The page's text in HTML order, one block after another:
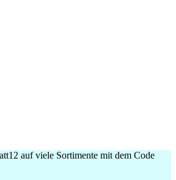
12 auf viele Sortimente mit dem Code